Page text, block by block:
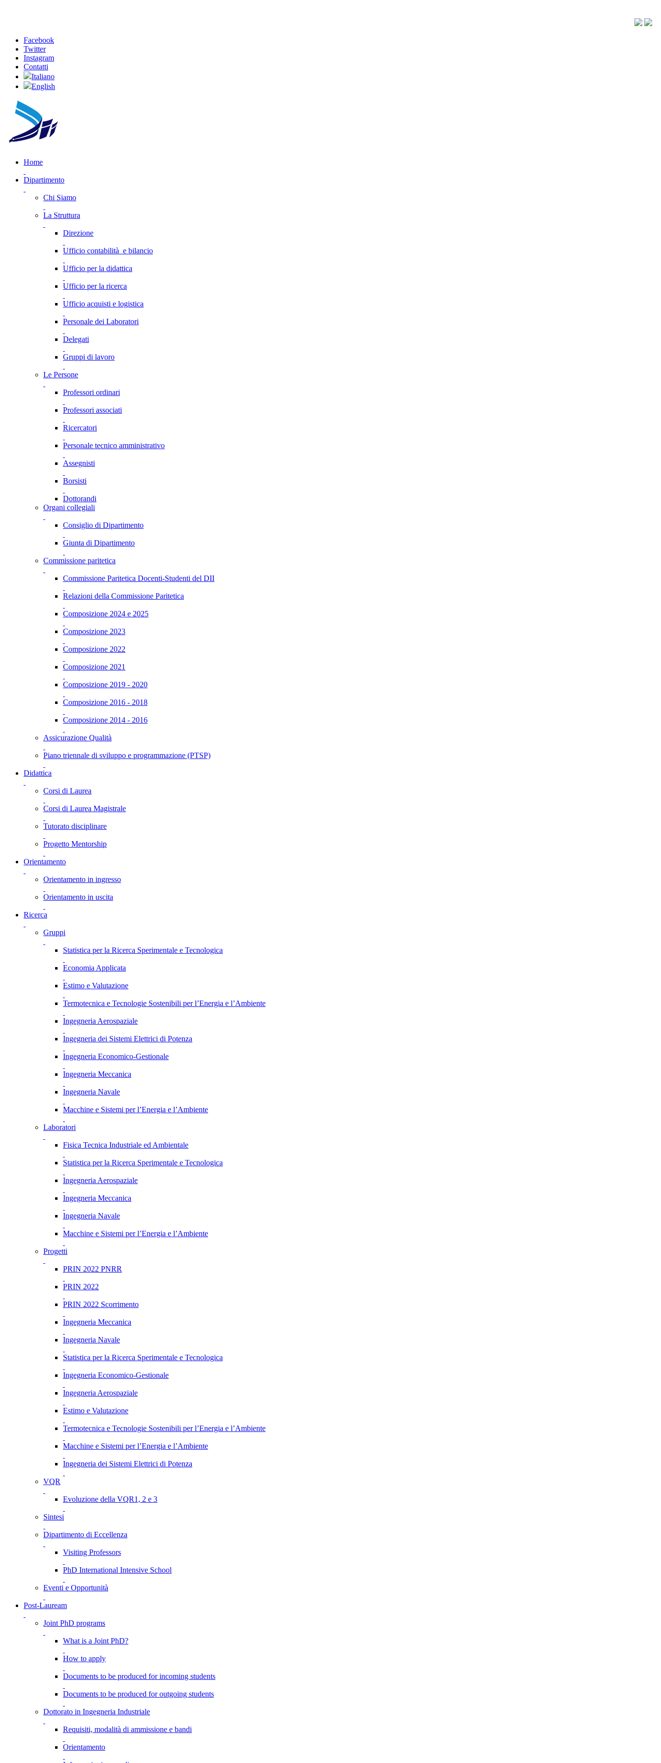
Facebook
Twitter
Instagram
Contatti
Italiano
English
Home
Dipartimento
Chi Siamo
La Struttura
Direzione
Ufficio contabilità e bilancio
Ufficio per la didattica
Ufficio per la ricerca
Ufficio acquisti e logistica
Personale dei Laboratori
Delegati
Gruppi di lavoro
Le Persone
Professori ordinari
Professori associati
Ricercatori
Personale tecnico amministrativo
Assegnisti
Borsisti
Dottorandi
Organi collegiali
Consiglio di Dipartimento
Giunta di Dipartimento
Commissione paritetica
Commissione Paritetica Docenti-Studenti del DII
Relazioni della Commissione Paritetica
Composizione 2024 e 2025
Composizione 2023
Composizione 2022
Composizione 2021
Composizione 2019 - 2020
Composizione 2016 - 2018
Composizione 2014 - 2016
Assicurazione Qualità
Piano triennale di sviluppo e programmazione (PTSP)
Didattica
Corsi di Laurea
Corsi di Laurea Magistrale
Tutorato disciplinare
Progetto Mentorship
Orientamento
Orientamento in ingresso
Orientamento in uscita
Ricerca
Gruppi
Statistica per la Ricerca Sperimentale e Tecnologica
Economia Applicata
Estimo e Valutazione
Termotecnica e Tecnologie Sostenibili per l’Energia e l’Ambiente
Ingegneria Aerospaziale
Ingegneria dei Sistemi Elettrici di Potenza
Ingegneria Economico-Gestionale
Ingegneria Meccanica
Ingegneria Navale
Macchine e Sistemi per l’Energia e l’Ambiente
Laboratori
Fisica Tecnica Industriale ed Ambientale
Statistica per la Ricerca Sperimentale e Tecnologica
Ingegneria Aerospaziale
Ingegneria Meccanica
Ingegneria Navale
Macchine e Sistemi per l’Energia e l’Ambiente
Progetti
PRIN 2022 PNRR
PRIN 2022
PRIN 2022 Scorrimento
Ingegneria Meccanica
Ingegneria Navale
Statistica per la Ricerca Sperimentale e Tecnologica
Ingegneria Economico-Gestionale
Ingegneria Aerospaziale
Estimo e Valutazione
Termotecnica e Tecnologie Sostenibili per l’Energia e l’Ambiente
Macchine e Sistemi per l’Energia e l’Ambiente
Ingegneria dei Sistemi Elettrici di Potenza
VQR
Evoluzione della VQR1, 2 e 3
Sintesi
Dipartimento di Eccellenza
Visiting Professors
PhD International Intensive School
Eventi e Opportunità
Post-Lauream
Joint PhD programs
What is a Joint PhD?
How to apply
Documents to be produced for incoming students
Documents to be produced for outgoing students
Dottorato in Ingegneria Industriale
Requisiti, modalità di ammissione e bandi
Orientamento